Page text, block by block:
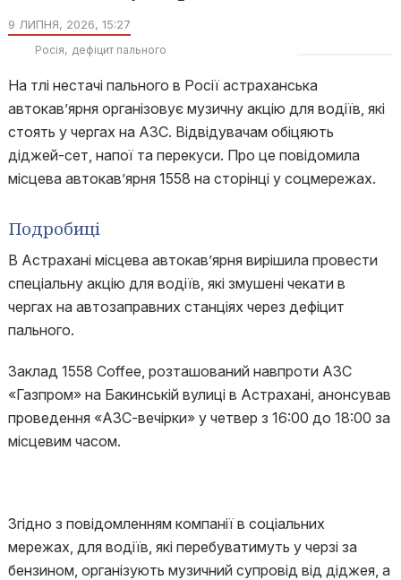
9 ЛИПНЯ, 2026, 15:27
Росія дефіцит пального
На тлі нестачі пального в Росії астраханська
автокав’ярня організовує музичну акцію для водіїв, які
стоять у чергах на АЗС. Відвідувачам обіцяють
діджей-сет, напої та перекуси. Про це повідомила
місцева автокав’ярня 1558 на сторінці у соцмережах.
Подробиці
В Астрахані місцева автокав’ярня вирішила провести
спеціальну акцію для водіїв, які змушені чекати в
чергах на автозаправних станціях через дефіцит
пального.
Заклад 1558 Coffee, розташований навпроти АЗС
«Газпром» на Бакинській вулиці в Астрахані, анонсував
проведення «АЗС-вечірки» у четвер з 16:00 до 18:00 за
місцевим часом.
Згідно з повідомленням компанії в соціальних
мережах, для водіїв, які перебуватимуть у черзі за
бензином, організують музичний супровід від діджея, а